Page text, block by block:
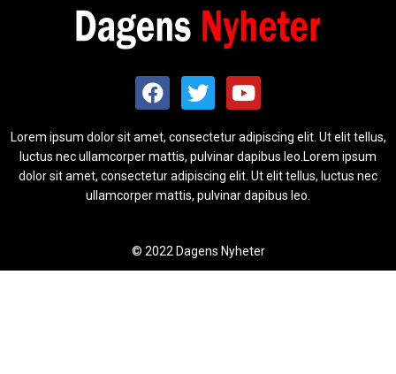
Lorem ipsum dolor sit amet, consectetur adipiscing elit. Ut elit tellus,
luctus nec ullamcorper mattis, pulvinar dapibus leo.Lorem ipsum
dolor sit amet, consectetur adipiscing elit. Ut elit tellus, luctus nec
ullamcorper mattis, pulvinar dapibus leo.
© 2022 Dagens Nyheter